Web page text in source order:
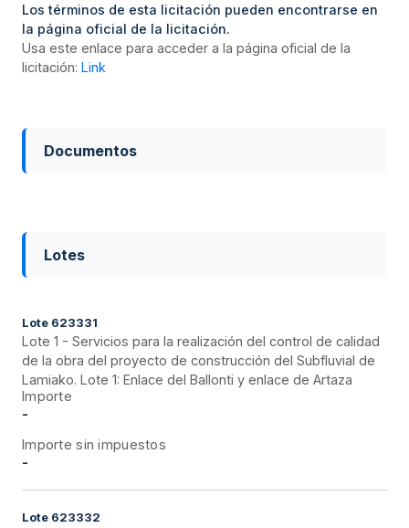
Los términos de esta licitación pueden encontrarse en
la página oficial de la licitación.
Usa este enlace para acceder a la página oficial de la
licitación: Link
Documentos
Lotes
Lote 623331
Lote 1 - Servicios para la realización del control de calidad
de la obra del proyecto de construcción del Subfluvial de
Lamiako. Lote 1: Enlace del Ballonti y enlace de Artaza
Importe
-
Importe sin impuestos
-
Lote 623332